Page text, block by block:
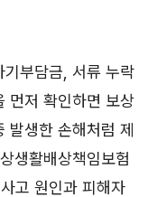
부담금, 서류 누락
먼저 확인하면 보상
발생한 손해처럼 제
생활배상책임보험
고 원인과 피해자